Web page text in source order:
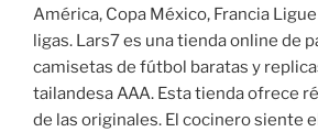
América, Copa México, Francia
ligas. Lars7 es una tienda online de
camisetas de fútbol baratas y
tailandesa AAA. Esta tienda ofrece
de las originales. El cocinero siente